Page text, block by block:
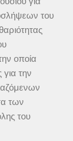
του
οποία
για την
των
του